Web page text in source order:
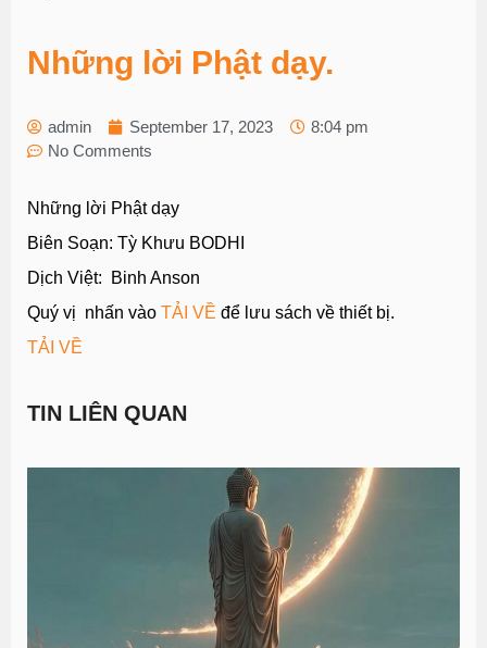
Những lời Phật dạy.
admin September 17, 2023
8:04 pm
No Comments
Những lời Phật dạy
Biên Soạn: Tỳ Khưu BODHI
Dịch Việt: Binh Anson
Quý vị nhấn vào TẢI VỀ để lưu sách về thiết bị.
TẢI VỀ
TIN LIÊN QUAN